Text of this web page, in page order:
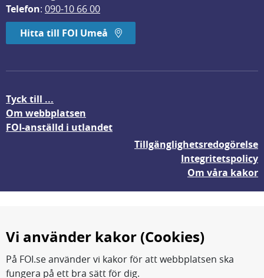
Telefon: 090-10 66 00
Hitta till FOI Umeå
Tyck till ...
Om webbplatsen
FOI-anställd i utlandet
Tillgänglighetsredogörelse
Integritetspolicy
Om våra kakor
Vi använder kakor (Cookies)
På FOI.se använder vi kakor för att webbplatsen ska
fungera på ett bra sätt för dig.